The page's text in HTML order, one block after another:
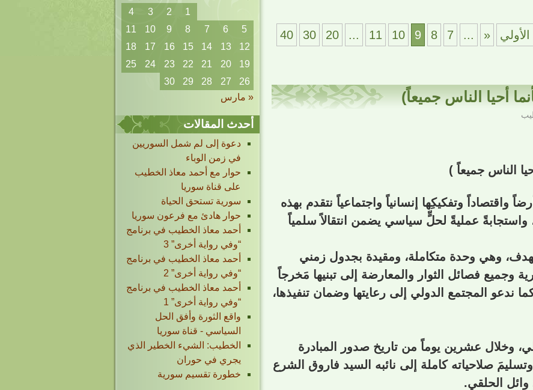
«
...
7
8
9
10
11
...
20
30
40
أحيا الناس جميعاً)
الناس جميعاً )
واقتصاداً وتفكيكِها إنسانياً واجتماعياً نتقدم بهذه
واستجابةً عمليةً لحلٍّ سياسي يضمن انتقالاً سلمياً
وهي وحدة متكاملة، ومقيدة بجدول زمني
فصائل الثوار والمعارضة إلى تبنيها مَخرجاً
ندعو المجتمع الدولي إلى رعايتها وضمان تنفيذها،
وخلال عشرين يوماً من تاريخ صدور المبادرة
صلاحياته كاملة إلى نائبه السيد فاروق الشرع
وائل الحلقي.
« مارس
1
2
3
4
5
6
7
8
9
10
11
12
13
14
15
16
17
18
19
20
21
22
23
24
25
26
27
28
29
30
أحدث المقالات
دعوة إلى لم شمل السوريين
في زمن الوباء
حوار مع أحمد معاذ الخطيب
على قناة سوريا
سورية تستحق الحياة
حوار هادئ مع فرعون سوريا
أحمد معاذ الخطيب في برنامج
“وفي رواية أخرى” 3
أحمد معاذ الخطيب في برنامج
“وفي رواية أخرى” 2
أحمد معاذ الخطيب في برنامج
“وفي رواية أخرى” 1
واقع الثورة وأفق الحل
السياسي - قناة سوريا
الخطيب: الشيء الخطير الذي
يجري في حوران
خطورة تقسيم سورية